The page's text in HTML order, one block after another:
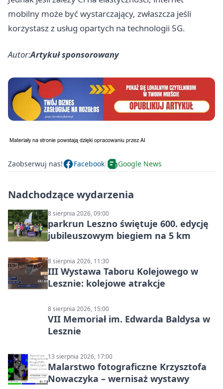
mobilny może być wystarczający, zwłaszcza jeśli
korzystasz z usług opartych na technologii 5G.
Autor:Artykuł sponsorowany
Zaobserwuj nas! Facebook Google News
Nadchodzące wydarzenia
8 sierpnia 2026, 09:00
parkrun Leszno świętuje 600. edycję
jubileuszowym biegiem na 5 km
8 sierpnia 2026, 11:30
III Wystawa Taboru Kolejowego w
Lesznie: kolejowe atrakcje
8 sierpnia 2026, 15:00
VII Memoriał im. Edwarda Baldysa w
Lesznie
13 sierpnia 2026, 17:00
Malarstwo fotograficzne Krzysztofa
Nowaczyka – wernisaż wystawy